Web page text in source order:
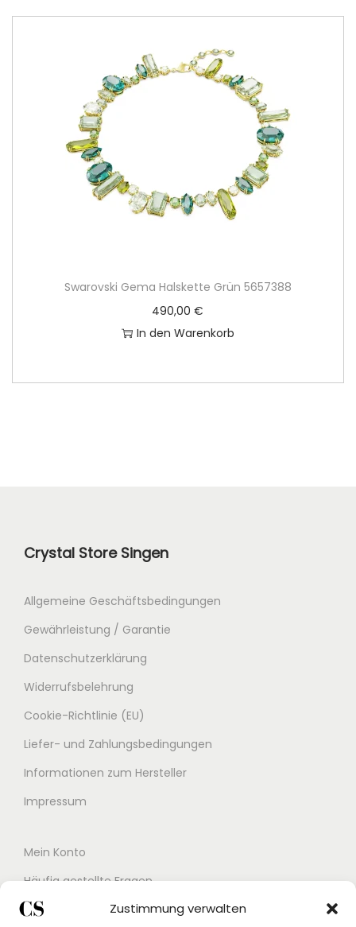
Zustimmung verwalten
Swarovski Gema Halskette Grün 5657388
490,00€
In den Warenkorb
Crystal Store Singen
Allgemeine Geschäftsbedingungen
Gewährleistung / Garantie
Datenschutzerklärung
Widerrufsbelehrung
Cookie-Richtlinie (EU)
Liefer- und Zahlungsbedingungen
Informationen zum Hersteller
Impressum
Mein Konto
Häufig gestellte Fragen
Kontakt